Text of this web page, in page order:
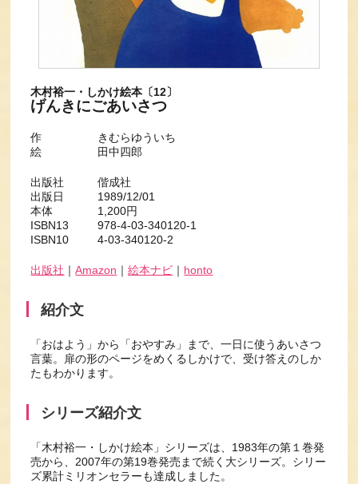
木村裕一・しかけ絵本〔12〕
げんきにごあいさつ
作 きむらゆういち
絵 田中四郎
出版社 偕成社
出版日 1989/12/01
本体 1,200円
ISBN13 978-4-03-340120-1
ISBN10 4-03-340120-2
出版社 ｜Amazon ｜絵本ナビ ｜ honto
紹介文
「おはよう」から「おやすみ」まで、一日に使うあいさつ
言葉。扉の形のページをめくるしかけで、受け答えのしか
たもわかります。
シリーズ紹介文
「木村裕一・しかけ絵本」シリーズは、1983年の第１巻発
売から、2007年の第19巻発売まで続く大シリーズ。シリー
ズ累計ミリオンセラーも達成しました。